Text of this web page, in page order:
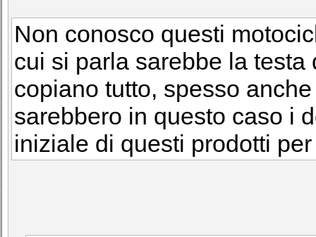
Non conosco questi
cui si parla sarebbe la
copiano tutto, spesso
sarebbero in questo caso i
iniziale di questi prodotti